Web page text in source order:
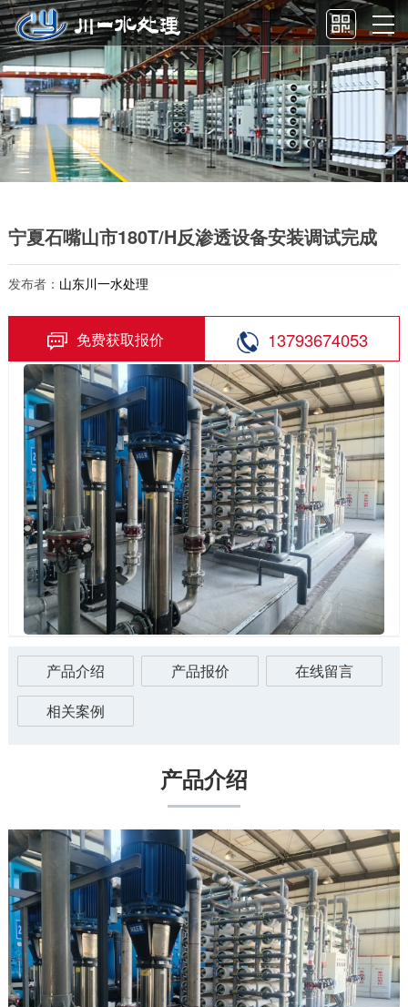
宁夏石嘴山市180T/H反渗透设备安装调试完成
发布者： 山东川一水处理
免费获取报价 13793674053
产品介绍 产品报价
在线留言
相关案例
产品介绍